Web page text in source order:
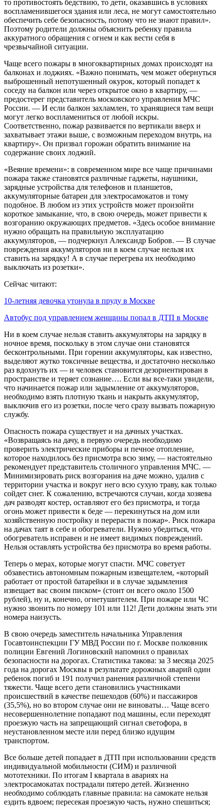
то противостоять бедствию, то дети, оказавшись в условиях
воспламенившегося здания или леса, не могут самостоятельно
обеспечить себе безопасность, потому что не знают правил».
Поэтому родители должны объяснить ребенку правила
аккуратного обращения с огнем и как вести себя в
чрезвычайной ситуации.
Чаще всего пожары в многоквартирных домах происходят на
балконах и лоджиях. «Важно понимать, чем может обернуться
выброшенный непотушенный окурок, который попадет к
соседу на балкон или через открытое окно в квартиру, —
предостерег представитель московского управления МЧС
России. — И если балкон захламлен, то хранящиеся там вещи
могут легко воспламениться от любой искры.
Соответственно, пожар развивается по вертикали вверх и
захватывает этажи выше, с возможным переходом внутрь, на
квартиру». Он призвал горожан обратить внимание на
содержание своих лоджий.
«Веяние времени»: в современном мире все чаще причинами
пожара также становятся различные гаджеты, наушники,
зарядные устройства для телефонов и планшетов,
аккумуляторные батареи для электросамокатов и тому
подобное. В любом из этих устройств может произойти
короткое замыкание, что, в свою очередь, может привести к
возгоранию окружающих предметов. «Здесь особое внимание
нужно обращать на правильную эксплуатацию
аккумуляторов, — подчеркнул Александр Бобров. — В случае
повреждения аккумуляторов ни в коем случае нельзя их
ставить на зарядку! А в случае перегрева их необходимо
выключать из розетки».
Сейчас читают:
10-летняя девочка утонула в пруду в Москве
Автобус под управлением женщины попал в ДТП в Москве
Ни в коем случае нельзя ставить аккумуляторы на зарядку в
ночное время, поскольку в этом случае они становятся
бесконтрольными. При горении аккумуляторы, как известно,
выделяют жутко токсичные вещества, и достаточно несколько
раз вдохнуть их — и человек становится дезориентирован в
пространстве и теряет сознание…. Если вы все-таки увидели,
что начинается пожар или задымление от аккумуляторов,
необходимо взять плотную ткань и накрыть аккумулятор,
выключив его из розетки, после чего сразу вызвать пожарную
службу.
Опасность пожара существует и на дачных участках.
«Возвращаясь на дачу, в первую очередь необходимо
проверить электрические приборы и печное отопление,
которое находилось без присмотра всю зиму, — настоятельно
рекомендует представитель столичного управления МЧС. —
Минимизировать риск возгорания на даче можно, удалив с
территории участка и вокруг него всю сухую траву, как только
сойдет снег. К сожалению, встречаются случаи, когда хозяева
дач разводят костер, оставляют его без присмотра, и тогда
огонь может привести к беде — перекинуться на дом или
хозяйственную постройку и перерасти в пожар». Риск пожара
на дачах таят в себе и обогреватели. Нужно убедиться, что
обогреватель исправен и не имеет видимых повреждений.
Нельзя оставлять устройства без присмотра во время работы.
Теперь о мерах, которые могут спасти. МЧС советует
обзавестись автономным пожарным извещателем, «который
работает от простой батарейки и в случае задымления
извещает вас своим писком» (стоит он всего около 1500
рублей), ну и, конечно, огнетушителем. При пожаре или ЧС
нужно звонить по номеру 101 или 112! Дети должны знать эти
номера наизусть.
В свою очередь заместитель начальника Управления
Госавтоинспекции ГУ МВД России по г. Москве полковник
полиции Евгений Логиновский напомнил о правилах
безопасности на дорогах. Статистика такова: за 3 месяца 2025
года на дорогах Москвы в результате дорожных аварий один
ребенок погиб и 191 получил ранения различной степени
тяжести. Чаще всего дети становились участниками
происшествий в качестве пешеходов (60%) и пассажиров
(35,5%), но во втором случае они не виноваты… Чаще всего
несовершеннолетние попадают под машины, если переходят
проезжую часть на запрещающий сигнал светофора, в
неустановленном месте или перед близко идущим
транспортом.
Все больше детей попадает в ДТП при использовании средств
индивидуальной мобильности (СИМ) и различной
мототехники. По итогам I квартала в авариях на
электросамокатах пострадали пятеро детей. Жизненно
необходимо соблюдать главные правила: на самокате нельзя
ездить вдвоем; пересекая проезжую часть, нужно спешиться;